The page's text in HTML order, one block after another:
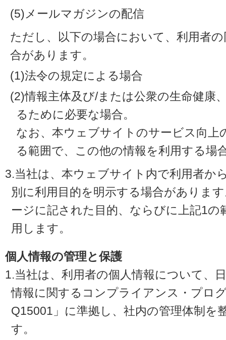
(5)メールマガジンの配信
ただし、以下の場合において、利用者
合があります。
(1)法令の規定による場合
(2)情報主体及び/または公衆の生命健康
るために必要な場合。
なお、本ウェブサイトのサービス向上
る範囲で、この他の情報を利用する場
3.当社は、本ウェブサイト内で利用者か
別に利用目的を明示する場合がありま
ージに記された目的、ならびに上記1の
用します。
個人情報の管理と保護
1.当社は、利用者の個人情報について、
情報に関するコンプライアンス・プロ
Q15001」に準拠し、社内の管理体制を
す。